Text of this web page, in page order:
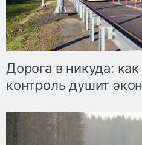
Дорога в никуда:
контроль душит